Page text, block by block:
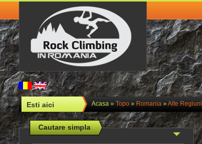
Esti aici Acasa» Topo» Romania»Alte Regiuni
Cautare simpla